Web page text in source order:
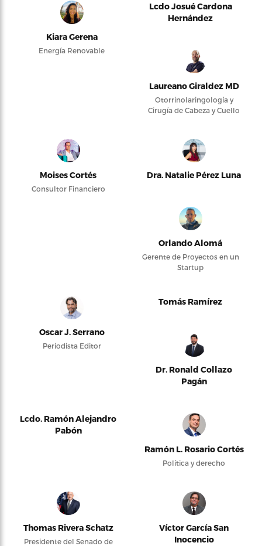
Kiara Gerena
Energía Renovable
Lcdo Josué Cardona
Hernández
Laureano Giraldez MD
Otorrinolaringología y
Cirugía de Cabeza y Cuello
Moises Cortés
Consultor Financiero
Dra. Natalie Pérez Luna
Orlando Alomá
Gerente de Proyectos en un
Startup
Oscar J. Serrano
Periodista Editor
Tomás Ramírez
Dr. Ronald Collazo
Pagán
Lcdo. Ramón Alejandro
Pabón
Ramón L. Rosario Cortés
Política y derecho
Thomas Rivera Schatz
Presidente del Senado de
Víctor García San
Inocencio